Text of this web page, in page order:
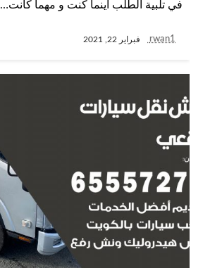
في تلبية الطلب أينما كنت و مهما كانت…
rwan1 فبراير 22, 2021